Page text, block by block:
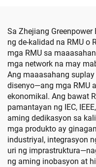
Sa Zhejiang Greenpower
ng de-kalidad na RMU o
mga RMU sa
mga network na may
Ang maaasahang
disenyo—ang mga RMU
ekonomikal. Ang bawat
pamantayan ng IEC,
aming dedikasyon sa
mga produkto ay
industriyal, integrasyon
uri ng
ng aming inobasyon at